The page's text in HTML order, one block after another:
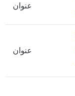
عنوان
عنوان